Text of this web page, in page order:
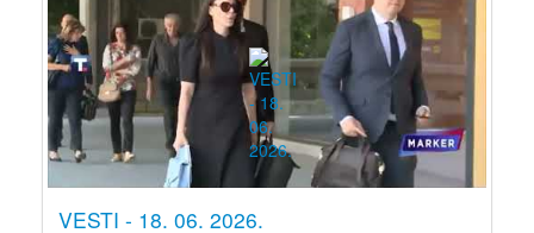
VESTI - 18. 06. 2026.